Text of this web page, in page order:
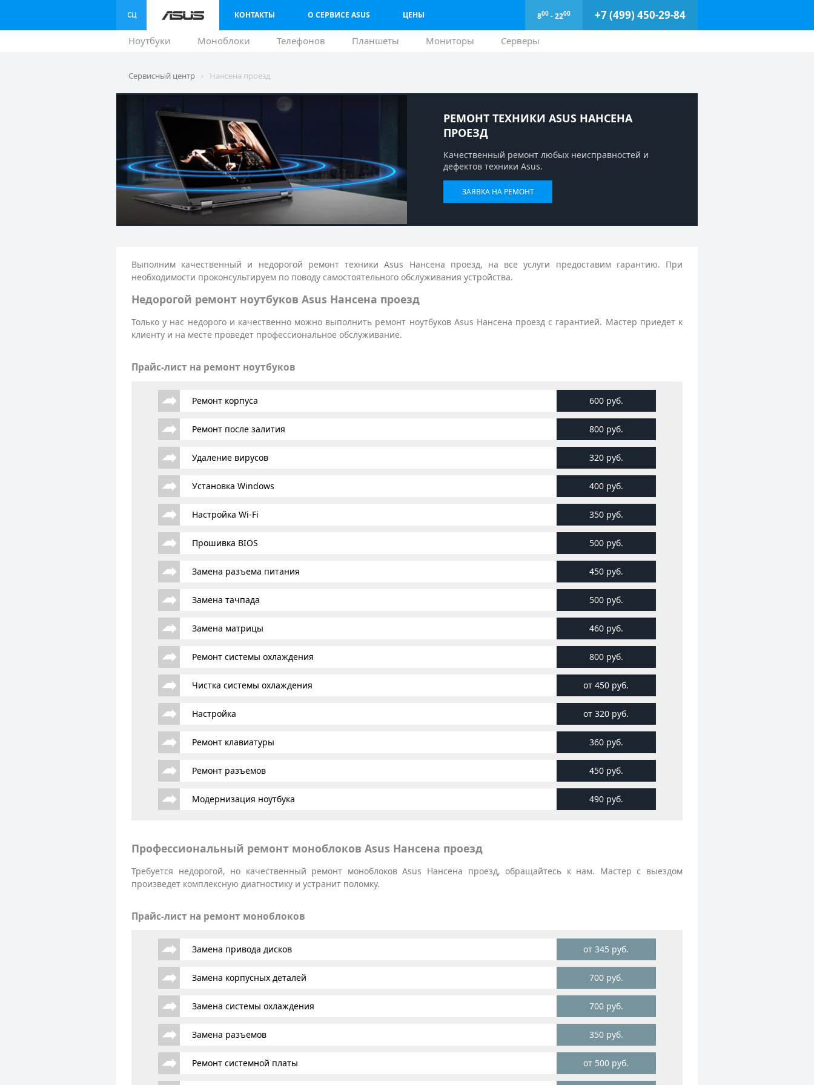
КОНТАКТЫ О СЕРВИСЕ ASUS ЦЕНЫ 800 - 2200 +7 (499) 450-29-84
Ноутбуки Моноблоки Телефонов Планшеты Мониторы Серверы
Сервисный центр › Нансена проезд
РЕМОНТ ТЕХНИКИ ASUS НАНСЕНА
ПРОЕЗД
Качественный ремонт любых неисправностей и
дефектов техники Asus.
ЗАЯВКА НА РЕМОНТ
Выполним качественный и недорогой ремонт техники Asus Нансена проезд, на все услуги предоставим гарантию. При
необходимости проконсультируем по поводу самостоятельного обслуживания устройства.
Недорогой ремонт ноутбуков Asus Нансена проезд
Только у нас недорого и качественно можно выполнить ремонт ноутбуков Asus Нансена проезд с гарантией. Мастер приедет к
клиенту и на месте проведет профессиональное обслуживание.
Прайс-лист на ремонт ноутбуков
Ремонт корпуса 600 руб.
Ремонт после залития 800 руб.
Удаление вирусов 320 руб.
Установка Windows 400 руб.
Настройка Wi-Fi 350 руб.
Прошивка BIOS 500 руб.
Замена разъема питания 450 руб.
Замена тачпада 500 руб.
Замена матрицы 460 руб.
Ремонт системы охлаждения 800 руб.
Чистка системы охлаждения от 450 руб.
Настройка от 320 руб.
Ремонт клавиатуры 360 руб.
Ремонт разъемов 450 руб.
Модернизация ноутбука 490 руб.
Профессиональный ремонт моноблоков Asus Нансена проезд
Требуется недорогой, но качественный ремонт моноблоков Asus Нансена проезд, обращайтесь к нам. Мастер с выездом
произведет комплексную диагностику и устранит поломку.
Прайс-лист на ремонт моноблоков
Замена привода дисков от 345 руб.
Замена корпусных деталей 700 руб.
Замена системы охлаждения 700 руб.
Замена разъемов 350 руб.
Ремонт системной платы от 500 руб.